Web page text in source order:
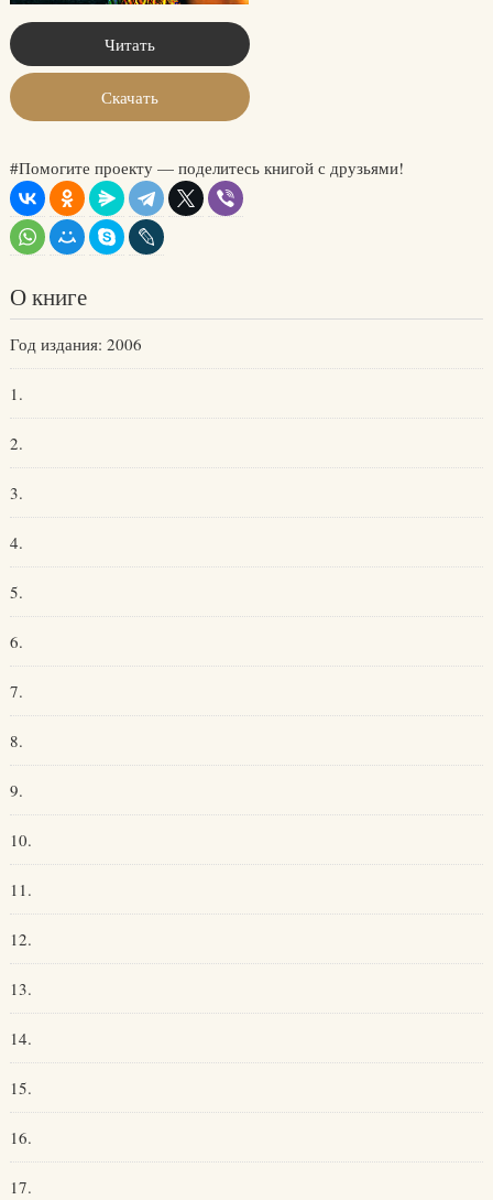
Читать
Скачать
#Помогите проекту — поделитесь книгой с друзьями!
О книге
Год издания: 2006
1.
2.
3.
4.
5.
6.
7.
8.
9.
10.
11.
12.
13.
14.
15.
16.
17.